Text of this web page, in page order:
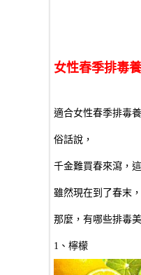
女性春季排毒
適合女性春季排毒
俗話說，
千金難買春來瀉，
雖然現在到了春末
那麼，有哪些排毒
1、檸檬